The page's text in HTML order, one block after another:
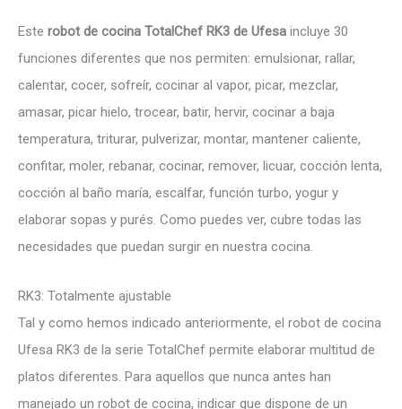
Este robot de cocina TotalChef RK3 de Ufesa incluye 30
funciones diferentes que nos permiten: emulsionar, rallar,
calentar, cocer, sofreír, cocinar al vapor, picar, mezclar,
amasar, picar hielo, trocear, batir, hervir, cocinar a baja
temperatura, triturar, pulverizar, montar, mantener caliente,
confitar, moler, rebanar, cocinar, remover, licuar, cocción lenta,
cocción al baño maría, escalfar, función turbo, yogur y
elaborar sopas y purés. Como puedes ver, cubre todas las
necesidades que puedan surgir en nuestra cocina.
RK3: Totalmente ajustable
Tal y como hemos indicado anteriormente, el robot de cocina
Ufesa RK3 de la serie TotalChef permite elaborar multitud de
platos diferentes. Para aquellos que nunca antes han
manejado un robot de cocina, indicar que dispone de un